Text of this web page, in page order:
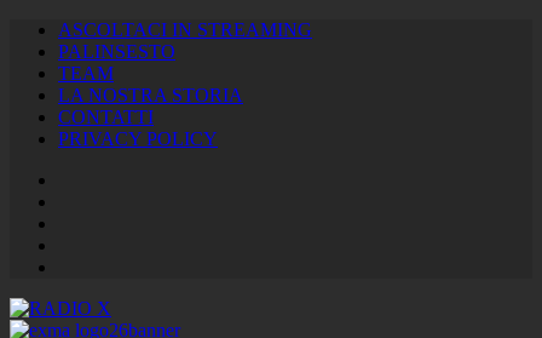
ASCOLTACI IN STREAMING
PALINSESTO
TEAM
LA NOSTRA STORIA
CONTATTI
PRIVACY POLICY